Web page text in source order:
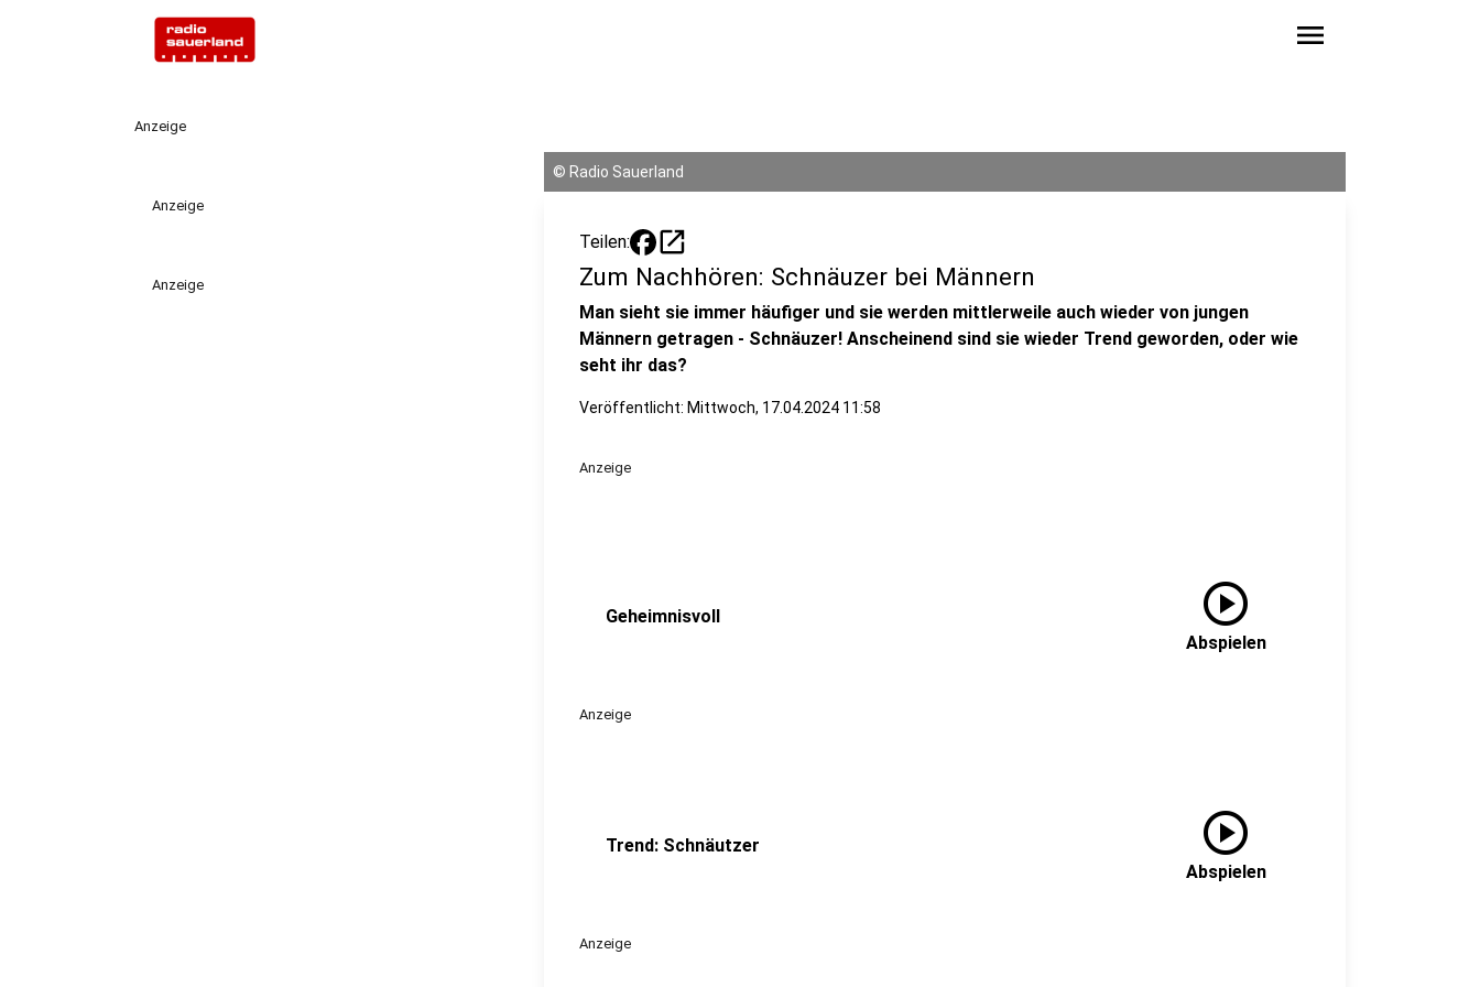
menu
Anzeige
Anzeige
Anzeige
© Radio Sauerland
Teilen: open_in_new
Zum Nachhören: Schnäuzer bei Männern
Man sieht sie immer häufiger und sie werden mittlerweile auch wieder von jungen
Männern getragen - Schnäuzer! Anscheinend sind sie wieder Trend geworden, oder wie
seht ihr das?
Veröffentlicht: Mittwoch, 17.04.2024 11:58
Anzeige
Geheimnisvoll play_circle
Abspielen
Anzeige
Trend: Schnäutzer play_circle
Abspielen
Anzeige